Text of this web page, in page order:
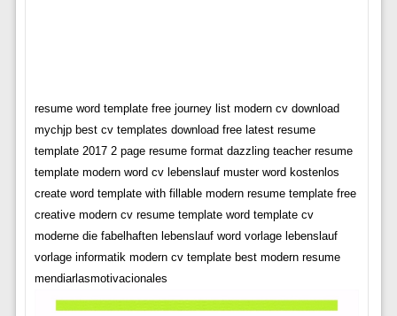
resume word template free journey list modern cv download
mychjp best cv templates download free latest resume
template 2017 2 page resume format dazzling teacher resume
template modern word cv lebenslauf muster word kostenlos
create word template with fillable modern resume template free
creative modern cv resume template word template cv
moderne die fabelhaften lebenslauf word vorlage lebenslauf
vorlage informatik modern cv template best modern resume
mendiarlasmotivacionales